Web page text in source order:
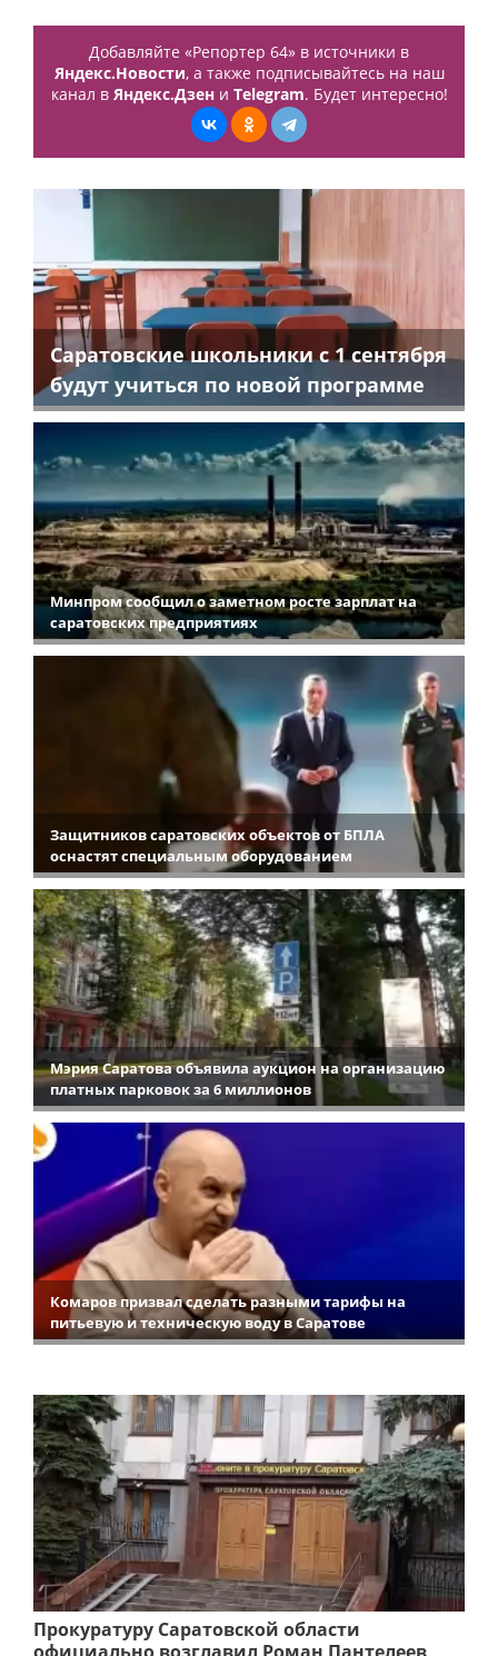
Добавляйте «Репортер 64» в источники в
Яндекс.Новости, а также подписывайтесь на наш
канал в Яндекс.Дзени Telegram. Будет интересно!
Саратовские школьники с 1 сентября
будут учиться по новой программе
Минпром сообщил о заметном росте зарплат на
саратовских предприятиях
Защитников саратовских объектов от БПЛА
оснастят специальным оборудованием
Мэрия Саратова объявила аукцион на организацию
платных парковок за 6 миллионов
Комаров призвал сделать разными тарифы на
питьевую и техническую воду в Саратове
Прокуратуру Саратовской области